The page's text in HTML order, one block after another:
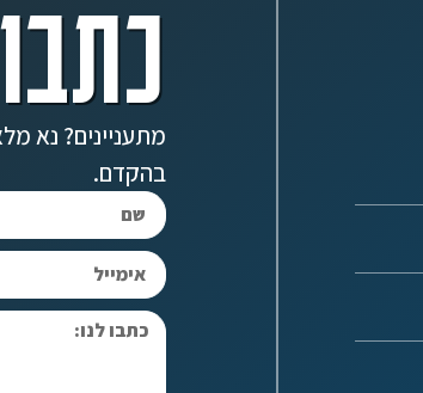
מתעניינים? נא
בהקדם.